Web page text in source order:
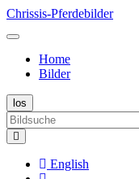
Chrissis-Pferdebilder
Home
Bilder
English